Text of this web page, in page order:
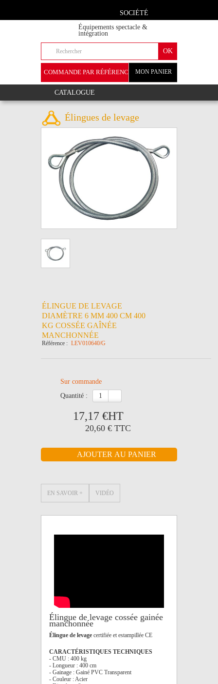
SOCIÉTÉ
Équipements spectacle &
intégration
MON PANIER
COMMANDE PAR RÉFÉRENCE
CATALOGUE
Élingues de levage
ÉLINGUE DE LEVAGE
DIAMÈTRE 6 MM 400 CM 400
KG COSSÉE GAÎNÉE
MANCHONNÉE
Référence : LEV010640/G
Sur commande
quantité :
17,17 €HT
20,60 € TTC
EN SAVOIR + VIDÉO
Élingue de levage cossée gainée
manchonnée
Élingue de levage certifiée et estampillée CE
CARACTÉRISTIQUES TECHNIQUES
- CMU : 400 kg
- Longueur : 400 cm
- Gainage : Gainé PVC Transparent
- Couleur : Acier